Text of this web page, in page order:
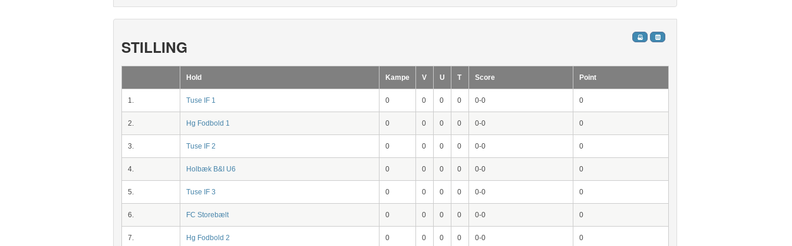
STILLING
Hold Kampe V U T Score Point
1. Tuse IF 1 0 0 0 0 0-0 0
2. Hg Fodbold 1 0 0 0 0 0-0 0
3. Tuse IF 2 0 0 0 0 0-0 0
4. Holbæk B&I U6 0 0 0 0 0-0 0
5. Tuse IF 3 0 0 0 0 0-0 0
6. FC Storebælt 0 0 0 0 0-0 0
7. Hg Fodbold 2 0 0 0 0 0-0 0